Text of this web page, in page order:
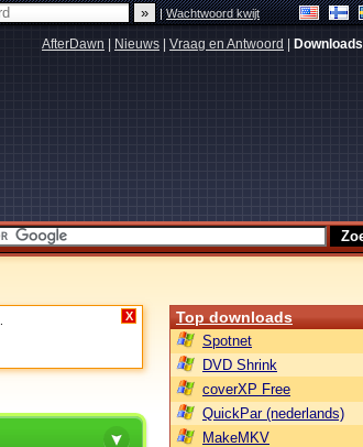
|Wachtwoord kwijt
AfterDawn Nieuws Vraag en Antwoord Downloads
X Top downloads
Spotnet
DVD Shrink
coverXP Free
QuickPar (nederlands)
MakeMKV